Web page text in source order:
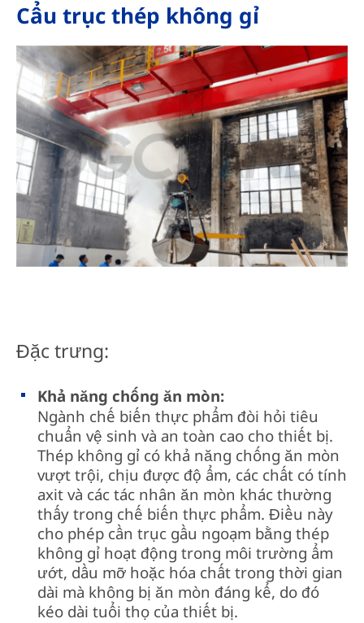
Cẩu trục thép không gỉ
Đặc trưng:
Khả năng chống ăn mòn:
Ngành chế biến thực phẩm đòi hỏi tiêu
chuẩn vệ sinh và an toàn cao cho thiết bị.
Thép không gỉ có khả năng chống ăn mòn
vượt trội, chịu được độ ẩm, các chất có tính
axit và các tác nhân ăn mòn khác thường
thấy trong chế biến thực phẩm. Điều này
cho phép cần trục gầu ngoạm bằng thép
không gỉ hoạt động trong môi trường ẩm
ướt, dầu mỡ hoặc hóa chất trong thời gian
dài mà không bị ăn mòn đáng kể, do đó
kéo dài tuổi thọ của thiết bị.